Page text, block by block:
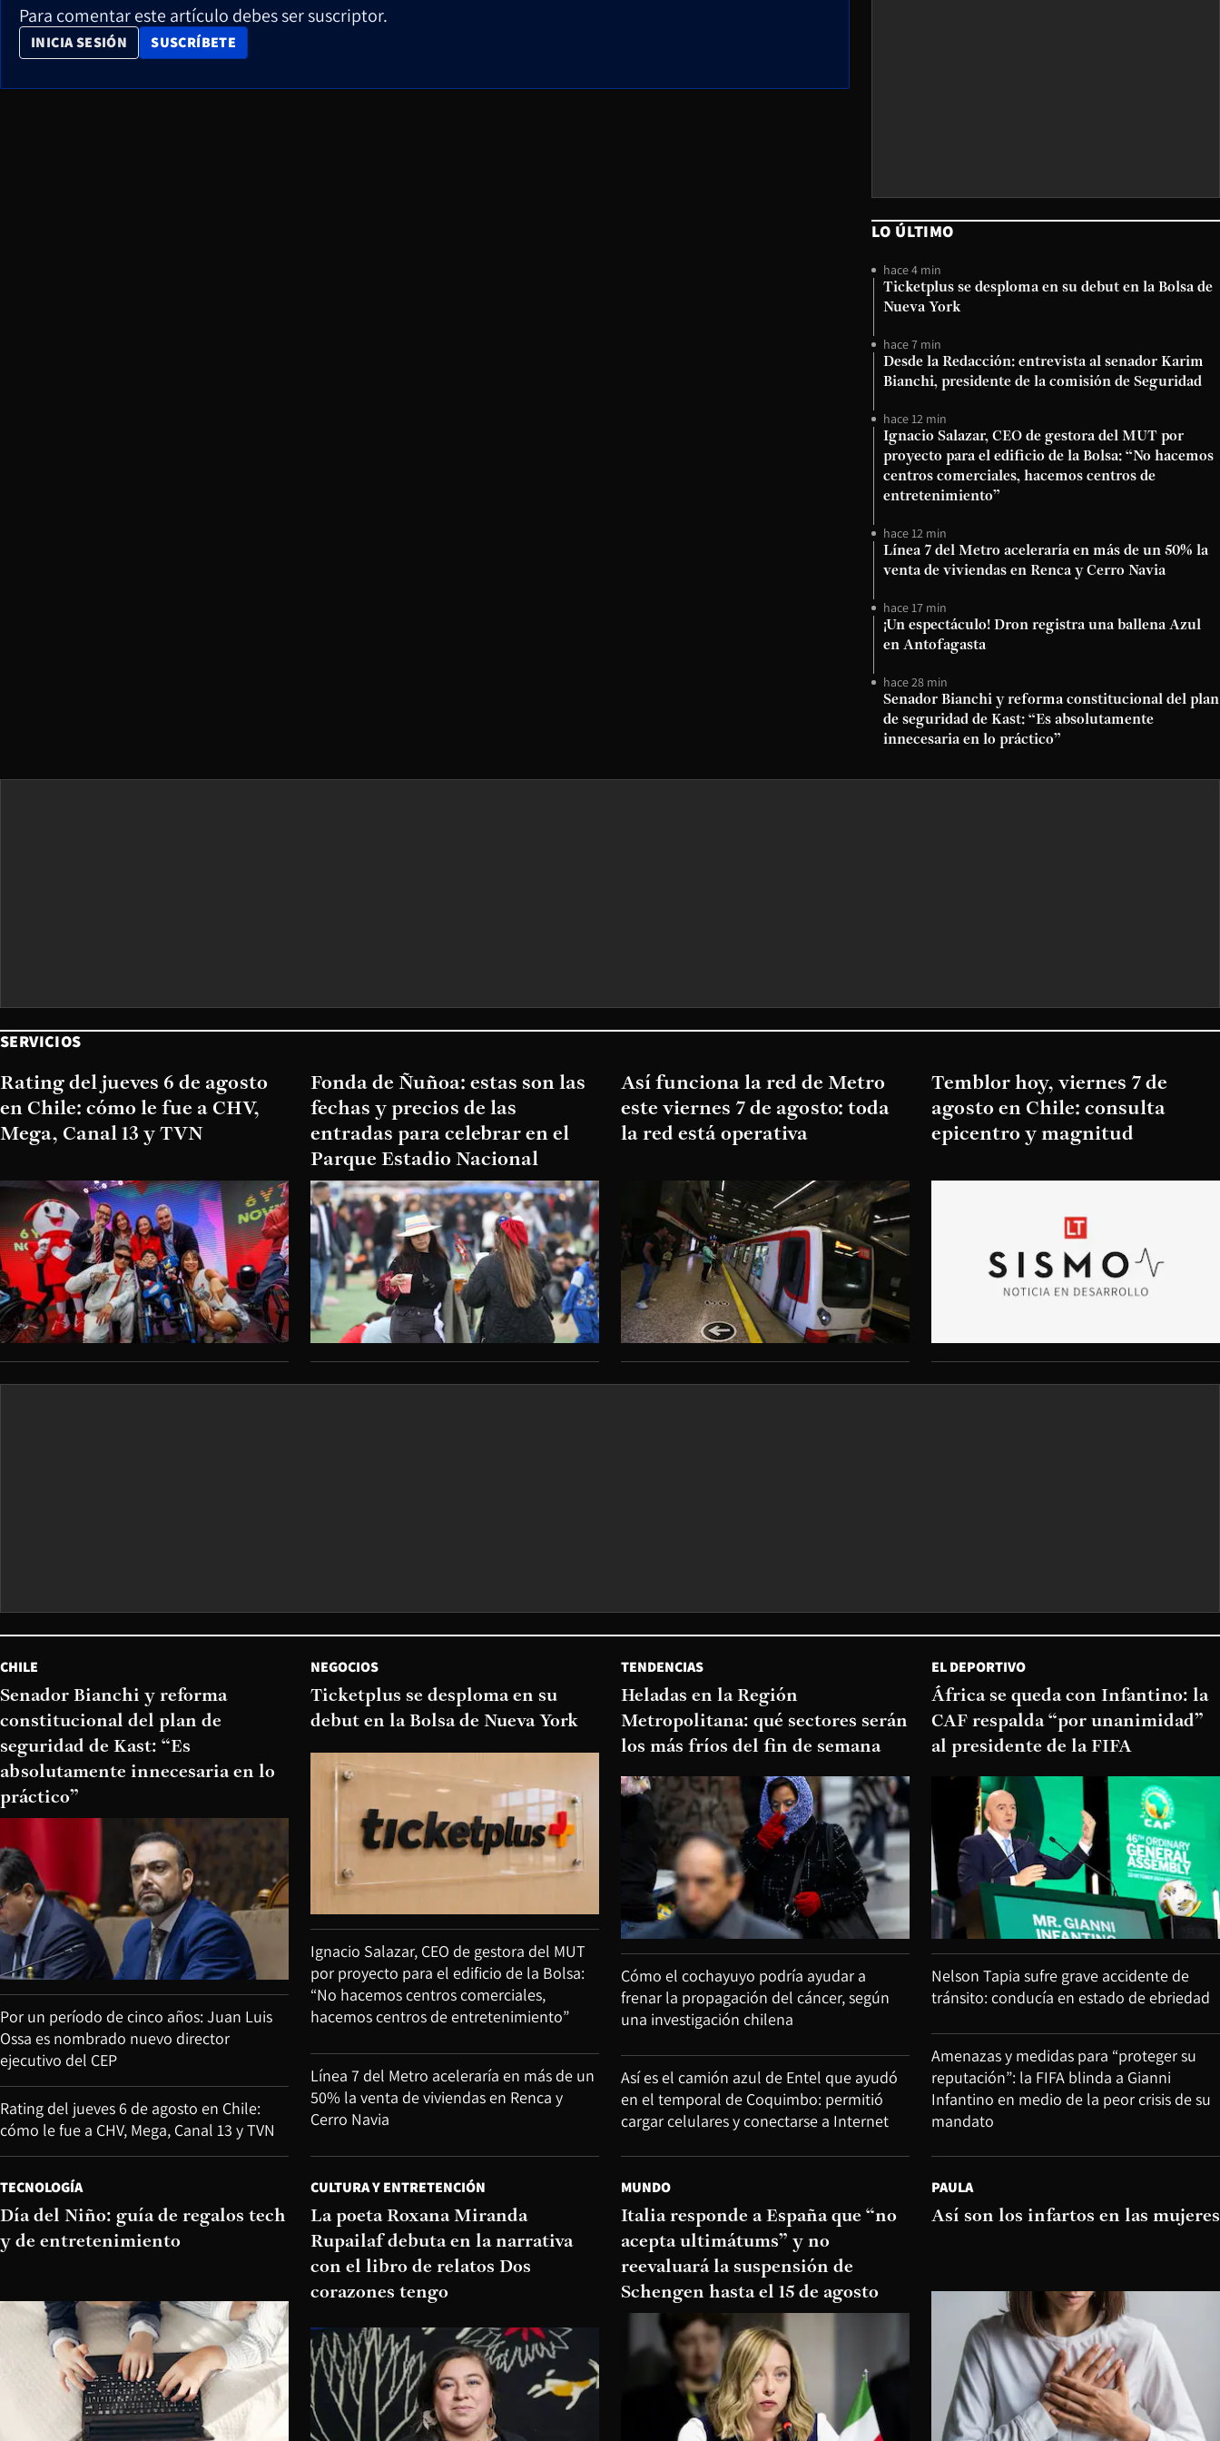
Para comentar este artículo debes ser suscriptor.
INICIA SESIÓN SUSCRÍBETE
OPENS IN NEW WINDOW
LO ÚLTIMO
hace 4 min
Ticketplus se desploma en su debut en la Bolsa de
Nueva York
hace 7 min
Desde la Redacción: entrevista al senador Karim
Bianchi, presidente de la comisión de Seguridad
hace 12 min
Ignacio Salazar, CEO de gestora del MUT por
proyecto para el edificio de la Bolsa: “No hacemos
centros comerciales, hacemos centros de
entretenimiento”
hace 12 min
Línea 7 del Metro aceleraría en más de un 50% la
venta de viviendas en Renca y Cerro Navia
hace 17 min
¡Un espectáculo! Dron registra una ballena Azul
en Antofagasta
hace 28 min
Senador Bianchi y reforma constitucional del plan
de seguridad de Kast: “Es absolutamente
innecesaria en lo práctico”
SERVICIOS
Rating del jueves 6 de agosto
en Chile: cómo le fue a CHV,
Mega, Canal 13 y TVN
Fonda de Ñuñoa: estas son las
fechas y precios de las
entradas para celebrar en el
Parque Estadio Nacional
Así funciona la red de Metro
este viernes 7 de agosto: toda
la red está operativa
Temblor hoy, viernes 7 de
agosto en Chile: consulta
epicentro y magnitud
CHILE
Senador Bianchi y reforma
constitucional del plan de
seguridad de Kast: “Es
absolutamente innecesaria en lo
práctico”
Por un período de cinco años: Juan Luis
Ossa es nombrado nuevo director
ejecutivo del CEP
Rating del jueves 6 de agosto en Chile:
cómo le fue a CHV, Mega, Canal 13 y TVN
NEGOCIOS
Ticketplus se desploma en su
debut en la Bolsa de Nueva York
Ignacio Salazar, CEO de gestora del MUT
por proyecto para el edificio de la Bolsa:
“No hacemos centros comerciales,
hacemos centros de entretenimiento”
Línea 7 del Metro aceleraría en más de un
50% la venta de viviendas en Renca y
Cerro Navia
TENDENCIAS
Heladas en la Región
Metropolitana: qué sectores serán
los más fríos del fin de semana
Cómo el cochayuyo podría ayudar a
frenar la propagación del cáncer, según
una investigación chilena
Así es el camión azul de Entel que ayudó
en el temporal de Coquimbo: permitió
cargar celulares y conectarse a Internet
EL DEPORTIVO
África se queda con Infantino: la
CAF respalda “por unanimidad”
al presidente de la FIFA
Nelson Tapia sufre grave accidente de
tránsito: conducía en estado de ebriedad
Amenazas y medidas para “proteger su
reputación”: la FIFA blinda a Gianni
Infantino en medio de la peor crisis de su
mandato
TECNOLOGÍA
Día del Niño: guía de regalos tech
y de entretenimiento
CULTURA Y ENTRETENCIÓN
La poeta Roxana Miranda
Rupailaf debuta en la narrativa
con el libro de relatos Dos
corazones tengo
MUNDO
Italia responde a España que “no
acepta ultimátums” y no
reevaluará la suspensión de
Schengen hasta el 15 de agosto
PAULA
Así son los infartos en las mujeres